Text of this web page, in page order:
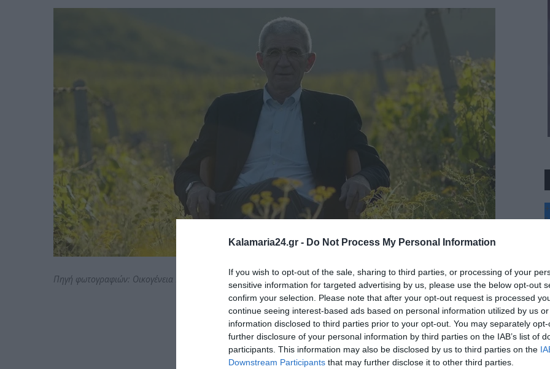
Kalamaria24.gr - Do Not Process My Personal Information
If you wish to opt-out of the sale, sharing to third parties, or processing of your
sensitive information for targeted advertising by us, please use the below opt-out
confirm your selection. Please note that after your opt-out request is processed
continue seeing interest-based ads based on personal information utilized by us
information disclosed to third parties prior to your opt-out. You may separately
further disclosure of your personal information by third parties on the IAB’s list of
participants. This information may also be disclosed by us to third parties on the
Downstream Participants that may further disclose it to other third parties.
Πηγή φωτογραφιών: Οικογένεια Γιάννη Μπουτάρη
+
°